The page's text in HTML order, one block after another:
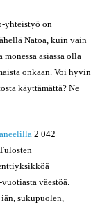
yhteistyö on
Natoa, kuin vain
monessa asiassa olla
onkaan. Voi hyvin
käyttämättä? Ne
2 042
väestöä.
sukupuolen,